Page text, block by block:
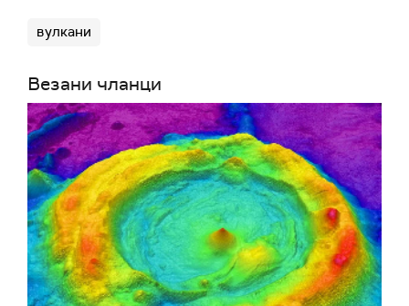
вулкани
Везани чланци